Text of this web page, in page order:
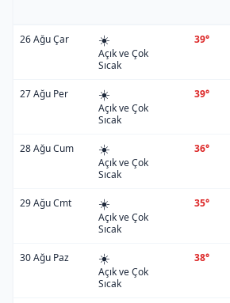
26 Ağu Çar ☀️
Açık ve Çok
Sıcak
39°
27 Ağu Per ☀️
Açık ve Çok
Sıcak
39°
28 Ağu Cum ☀️
Açık ve Çok
Sıcak
36°
29 Ağu Cmt ☀️
Açık ve Çok
Sıcak
35°
30 Ağu Paz ☀️
Açık ve Çok
Sıcak
38°